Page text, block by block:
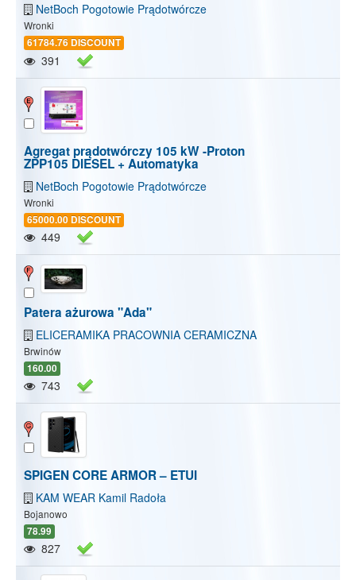
NetBoch Pogotowie Prądotwórcze
Wronki
61784.76 DISCOUNT
391
Agregat prądotwórczy 105 kW -Proton
ZPP105 DIESEL + Automatyka
NetBoch Pogotowie Prądotwórcze
Wronki
65000.00 DISCOUNT
449
Patera ażurowa "Ada"
ELICERAMIKA PRACOWNIA CERAMICZNA
Brwinów
160.00
743
SPIGEN CORE ARMOR – ETUI
KAM WEAR Kamil Radoła
Bojanowo
78.99
827